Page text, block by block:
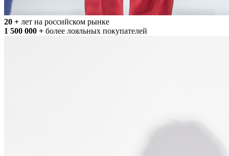
20 + лет на российском рынке
1 500 000 + более лояльных покупателей